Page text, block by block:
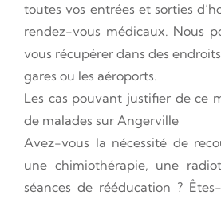
toutes vos entrées et sorties
rendez-vous médicaux. Nous
vous récupérer dans des
gares ou les aéroports.
Les cas pouvant justifier de ce
de malades sur Angerville
Avez-vous la nécessité de
une chimiothérapie, une
séances de rééducation ?